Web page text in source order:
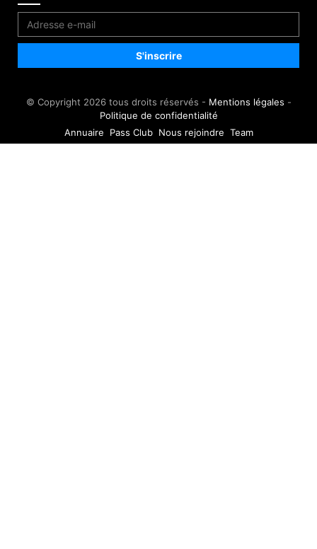
© Copyright 2026 tous droits réservés - Mentions légales -
Politique de confidentialité
Annuaire
Pass Club Nous rejoindre Team